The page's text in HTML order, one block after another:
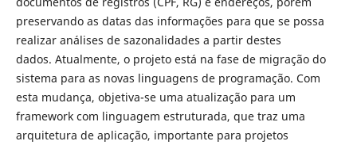
preservando as datas das informações para que se possa
realizar análises de sazonalidades a partir destes
dados. Atualmente, o projeto está na fase de migração do
sistema para as novas linguagens de programação. Com
esta mudança, objetiva-se uma atualização para um
framework com linguagem estruturada, que traz uma
arquitetura de aplicação, importante para projetos